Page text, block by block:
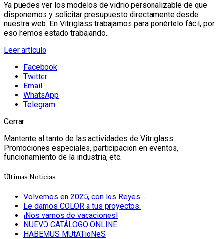
Ya puedes ver los modelos de vidrio personalizable de que
disponemos y solicitar presupuesto directamente desde
nuestra web. En Vitriglass trabajamos para ponértelo fácil, por
eso hemos estado trabajando...
Leer artículo
Facebook
Twitter
Email
WhatsApp
Telegram
Cerrar
Mantente al tanto de las actividades de Vitriglass.
Promociones especiales, participación en eventos,
funcionamiento de la industria, etc.
Últimas Noticias
Volvemos en 2025, con los Reyes…
Le damos COLOR a tus proyectos.
¡Nos vamos de vacaciones!
NUEVO CATÁLOGO ONLINE
HABEMUS MUtATioNeS